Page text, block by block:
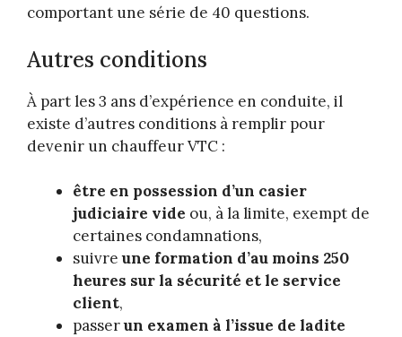
comportant une série de 40 questions.
Autres conditions
À part les 3 ans d’expérience en conduite, il
existe d’autres conditions à remplir pour
devenir un chauffeur VTC :
être en possession d’un casier
judiciaire vide ou, à la limite, exempt de
certaines condamnations,
suivreune formation d’au moins 250
heures sur la sécurité et le service
client,
passerun examen à l’issue de ladite